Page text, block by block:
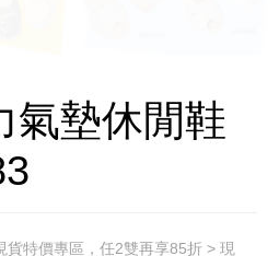
氣墊休閒鞋
貨特價專區，任2雙再享85折> 現